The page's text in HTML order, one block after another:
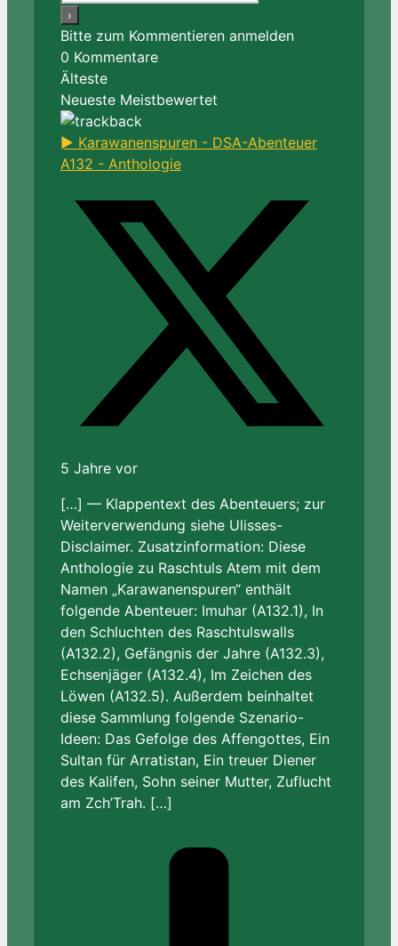
Bitte zum Kommentieren anmelden
0 Kommentare
Älteste
Neueste Meistbewertet
► Karawanenspuren - DSA-Abenteuer
A132 - Anthologie
5 Jahre vor
[…] — Klappentext des Abenteuers; zur
Weiterverwendung siehe Ulisses-
Disclaimer. Zusatzinformation: Diese
Anthologie zu Raschtuls Atem mit dem
Namen „Karawanenspuren“ enthält
folgende Abenteuer: Imuhar (A132.1), In
den Schluchten des Raschtulswalls
(A132.2), Gefängnis der Jahre (A132.3),
Echsenjäger (A132.4), Im Zeichen des
Löwen (A132.5). Außerdem beinhaltet
diese Sammlung folgende Szenario-
Ideen: Das Gefolge des Affengottes, Ein
Sultan für Arratistan, Ein treuer Diener
des Kalifen, Sohn seiner Mutter, Zuflucht
am Zch’Trah. […]